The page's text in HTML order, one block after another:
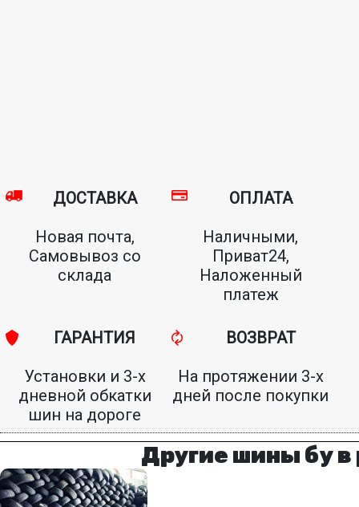
ДОСТАВКА
Новая почта,
Самовывоз со
склада
ОПЛАТА
Наличными,
Приват24,
Наложенный
платеж
ГАРАНТИЯ
Установки и 3-х
дневной обкатки
шин на дороге
ВОЗВРАТ
На протяжении 3-х
дней после покупки
Другие шины бу в